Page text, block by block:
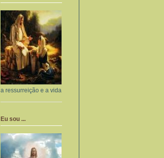
a ressurreição e a vida
Eu sou ...